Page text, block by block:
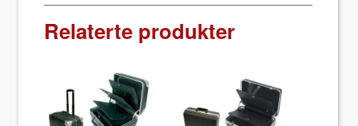
Relaterte produkter